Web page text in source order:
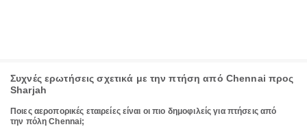
Συχνές ερωτήσεις σχετικά με την πτήση από Chennai προς
Sharjah
Ποιες αεροπορικές εταιρείες είναι οι πιο δημοφιλείς για πτήσεις από
την πόλη Chennai;